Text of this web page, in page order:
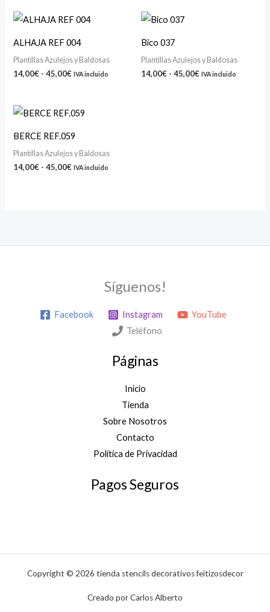
ALHAJA REF 004
Plantillas Azulejos y Baldosas
14,00€ - 45,00€
Rango
de
desde
14,00€
hasta
45,00€
IVA incluido
Bico 037
Plantillas Azulejos y Baldosas
14,00€ - 45,00€
14,00€
hasta
45,00€
IVA incluido
BERCE REF.059
Plantillas Azulejos y Baldosas
14,00€ - 45,00€
Rango
de
desde
14,00€
hasta
45,00€
IVA incluido
Síguenos!
Facebook Instagram
YouTube
Teléfono
Páginas
Inicio
Tienda
Sobre Nosotros
Contacto
Política de Privacidad
Pagos Seguros
Copyright © 2026 tienda stencils decorativos feitizosdecor
Creado por Carlos Alberto